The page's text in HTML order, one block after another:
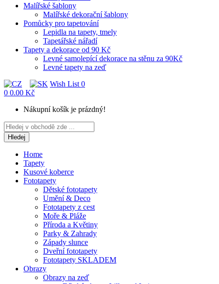
Malířské šablony
Malířské dekorační šablony
Pomůcky pro tapetování
Lepidla na tapety, tmely
Tapetářské nářadí
Tapety a dekorace od 90 Kč
Levné samolepící dekorace na stěnu za 90Kč
Levné tapety na zeď
Wish List 0
0 0.00 Kč
Nákupní košík je prázdný!
Hledej
Home
Tapety
Kusové koberce
Fototapety
Dětské fototapety
Umění & Deco
Fototapety z cest
Moře & Pláže
Příroda a Květiny
Parky & Zahrady
Západy slunce
Dveřní fototapety
Fototapety SKLADEM
Obrazy
Obrazy na zeď